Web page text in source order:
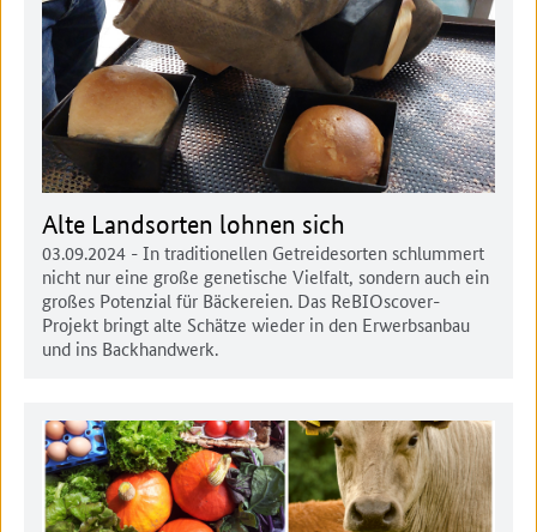
Alte Landsorten lohnen sich
03.09.2024 - In traditionellen Getreidesorten schlummert
nicht nur eine große genetische Vielfalt, sondern auch ein
großes Potenzial für Bäckereien. Das ReBIOscover-
Projekt bringt alte Schätze wieder in den Erwerbsanbau
und ins Backhandwerk.